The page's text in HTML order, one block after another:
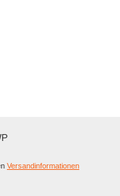
Versandinformationen